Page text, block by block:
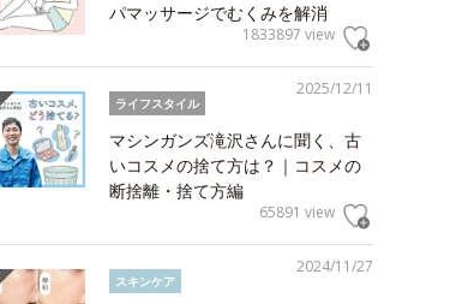
パマッサージでむくみを解消
1833897 view
2025/12/11
ライフスタイル
マシンガンズ滝沢さんに聞く、古
いコスメの捨て方は？｜コスメの
断捨離・捨て方編
65891 view
2024/11/27
スキンケア